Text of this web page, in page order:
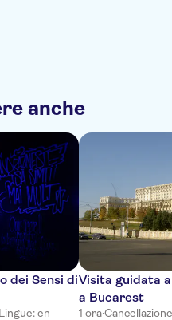
anche
dei Sensi di
Lingue: en
Visita guidata
a Bucarest
1 ora·